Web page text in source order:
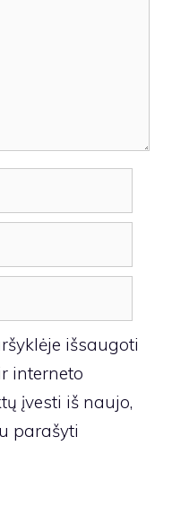
išsaugoti
interneto
įvesti iš naujo,
parašyti